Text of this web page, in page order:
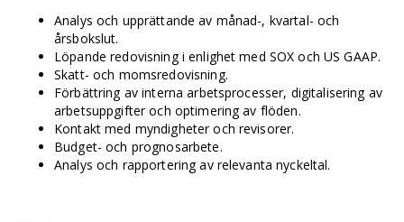
Analys och upprättande av månad-, kvartal- och
årsbokslut.
Löpande redovisning i enlighet med SOX och US GAAP.
Skatt- och momsredovisning.
Förbättring av interna arbetsprocesser, digitalisering av
arbetsuppgifter och optimering av flöden.
Kontakt med myndigheter och revisorer.
Budget- och prognosarbete.
Analys och rapportering av relevanta nyckeltal.